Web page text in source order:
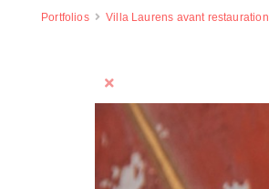
Portfolios Villa Laurens avant restauration